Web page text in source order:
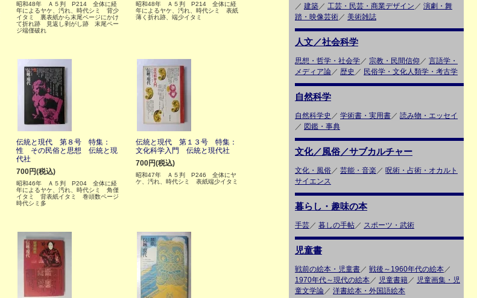
昭和48年 Ａ５判 P214 全体に経
年によるヤケ、汚れ、時代シミ 背少
イタミ 裏表紙から末尾ページにかけ
て折れ跡 見返し剥がし跡 末尾ペー
ジ端僅破れ
昭和48年 Ａ５判 P214 全体に経
年によるヤケ、汚れ、時代シミ 表紙
薄く折れ跡、端少イタミ
伝統と現代 第８号 特集：
性 その民俗と思想 伝統と現
代社
700円(税込)
昭和46年 Ａ５判 P204 全体に経
年によるヤケ、汚れ、時代シミ 角僅
イタミ 背表紙イタミ 巻頭数ページ
時代シミ多
伝統と現代 第１３号 特集：
文化科学入門 伝統と現代社
700円(税込)
昭和47年 Ａ５判 P246 全体にヤ
ケ、汚れ、時代シミ 表紙端少イタミ
／ 建築／ 工芸・民芸・商業デザイン ／ 演劇・舞
踏・映像芸術／ 美術雑誌
人文／社会科学
思想・哲学・社会学／ 宗教・民間信仰 ／ 言語学・
メディア論／ 歴史 ／ 民俗学・文化人類学・考古学
自然科学
自然科学史 ／ 学術書・実用書／ 読み物・エッセイ
／ 図鑑・事典
文化／風俗／サブカルチャー
文化・風俗／ 芸能・音楽 ／ 呪術・占術・オカルト
サイエンス
暮らし・趣味の本
手芸／ 暮しの手帖／ スポーツ・武術
児童書
戦前の絵本・児童書／ 戦後～1960年代の絵本／
1970年代～現代の絵本／ 児童書籍／ 児童画集・児
童文学論／ 洋書絵本・外国語絵本